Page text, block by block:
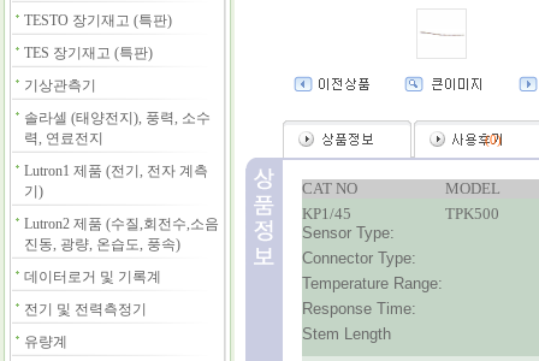
TESTO 장기재고 (특판)
TES 장기재고 (특판)
기상관측기
솔라셀 (태양전지), 풍력, 소수
력, 연료전지
Lutron1 제품 (전기, 전자 계측
기)
Lutron2 제품 (수질,회전수,소음
진동, 광량, 온습도, 풍속)
데이터로거 및 기록계
전기 및 전력측정기
유량계
(0)
CAT NO
MODEL
KP1/45
TPK500
Sensor Type:
Connector Type:
Temperature Range:
Response Time:
Stem Length